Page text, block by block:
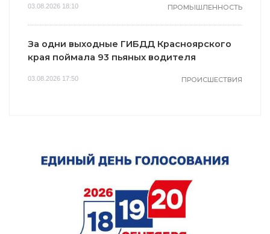
03.08.2026 18:10 ПРОМЫШЛЕННОСТЬ
За одни выходные ГИБДД Красноярского
края поймала 93 пьяных водителя
03.08.2026 17:50 ПРОИСШЕСТВИЯ